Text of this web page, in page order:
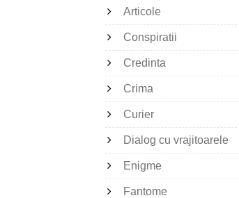
Articole
Conspiratii
Credinta
Crima
Curier
Dialog cu vrajitoarele
Enigme
Fantome